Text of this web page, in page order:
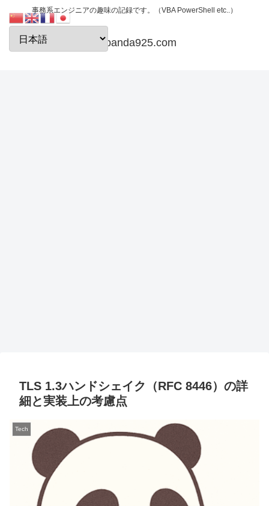
事務系エンジニアの趣味の記録です。（VBA PowerShell etc..）
papanda925.com
TLS 1.3ハンドシェイク（RFC 8446）の詳
細と実装上の考慮点
Tech